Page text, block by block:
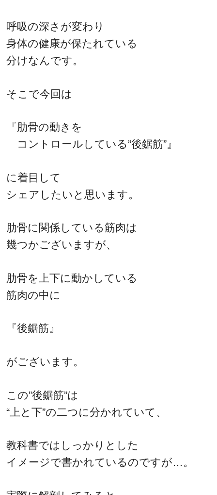
呼吸の深さが変わり
身体の健康が保たれている
分けなんです。
そこで今回は
『肋骨の動きを
コントロールしている”後鋸筋”』
に着目して
シェアしたいと思います。
肋骨に関係している筋肉は
幾つかございますが、
肋骨を上下に動かしている
筋肉の中に
『後鋸筋』
がございます。
この”後鋸筋”は
“上と下”の二つに分かれていて、
教科書ではしっかりとした
イメージで書かれているのですが…。